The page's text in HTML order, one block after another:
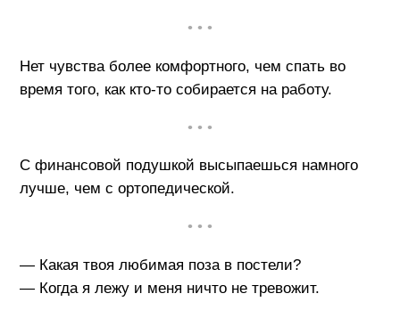
• • •
Нет чувства более комфортного, чем спать во
время того, как кто-то собирается на работу.
• • •
С финансовой подушкой высыпаешься намного
лучше, чем с ортопедической.
• • •
— Какая твоя любимая поза в постели?
— Когда я лежу и меня ничто не тревожит.